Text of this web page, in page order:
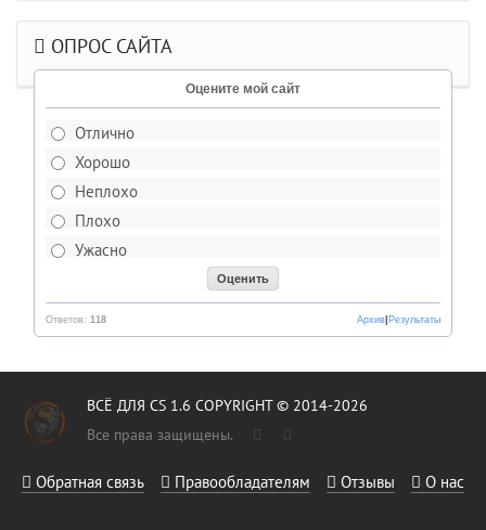
ОПРОС САЙТА
Оцените мой сайт
Отлично
Хорошо
Неплохо
Плохо
Ужасно
Ответов: 118 Результаты
Архив
ВСЁ ДЛЯ CS 1.6 COPYRIGHT © 2014-2026
Все права защищены.
Обратная связь Правообладателям Отзывы О нас